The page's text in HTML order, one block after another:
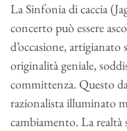
La Sinfonia di caccia
concerto può essere
d’occasione, artigianato
originalità geniale,
committenza. Questo
razionalista illuminato
cambiamento. La realtà